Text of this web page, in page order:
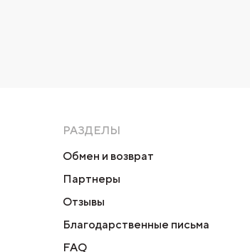
РАЗДЕЛЫ
Обмен и возврат
Партнеры
Отзывы
Благодарственные письма
FAQ